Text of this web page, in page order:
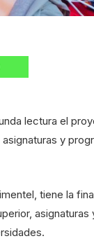
lectura el
y
tiene la